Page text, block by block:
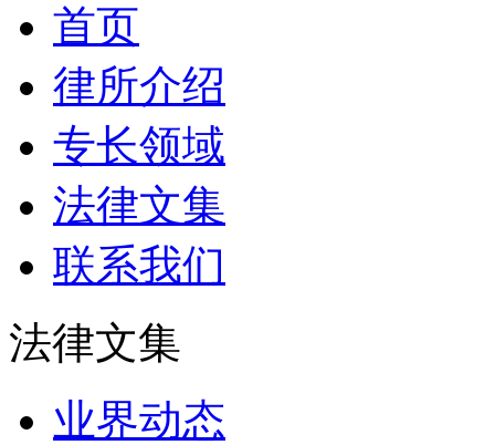
首页
律所介绍
专长领域
法律文集
联系我们
法律文集
业界动态